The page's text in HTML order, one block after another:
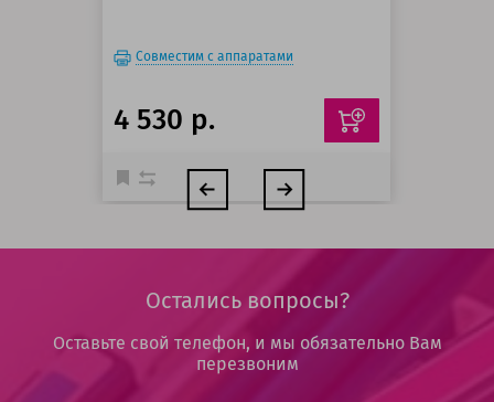
Совместим с аппаратами
4 530 р.
Остались вопросы?
Оставьте свой телефон, и мы обязательно Вам
перезвоним